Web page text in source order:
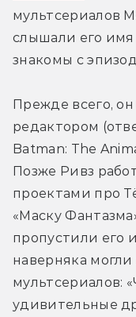
мультсериалов
слышали его имя
знакомы с
Прежде всего,
редактором
Batman: The
Позже Ривз
проектами про
«Маску
пропустили его
наверняка
мультсериалов:
удивительные